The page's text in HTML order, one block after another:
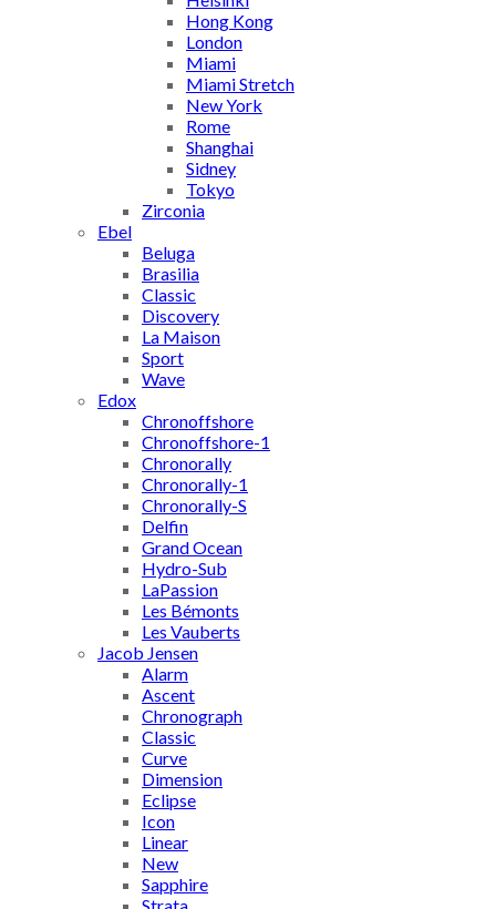
Hong Kong
London
Miami
Miami Stretch
New York
Rome
Shanghai
Sidney
Tokyo
Zirconia
Ebel
Beluga
Brasilia
Classic
Discovery
La Maison
Sport
Wave
Edox
Chronoffshore
Chronoffshore-1
Chronorally
Chronorally-1
Chronorally-S
Delfin
Grand Ocean
Hydro-Sub
LaPassion
Les Bémonts
Les Vauberts
Jacob Jensen
Alarm
Ascent
Chronograph
Classic
Curve
Dimension
Eclipse
Icon
Linear
New
Sapphire